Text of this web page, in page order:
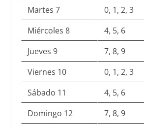
Martes 7
0, 1, 2, 3
Miércoles 8
4, 5, 6
Jueves 9
7, 8, 9
Viernes 10
0, 1, 2, 3
Sábado 11
4, 5, 6
Domingo 12
7, 8, 9